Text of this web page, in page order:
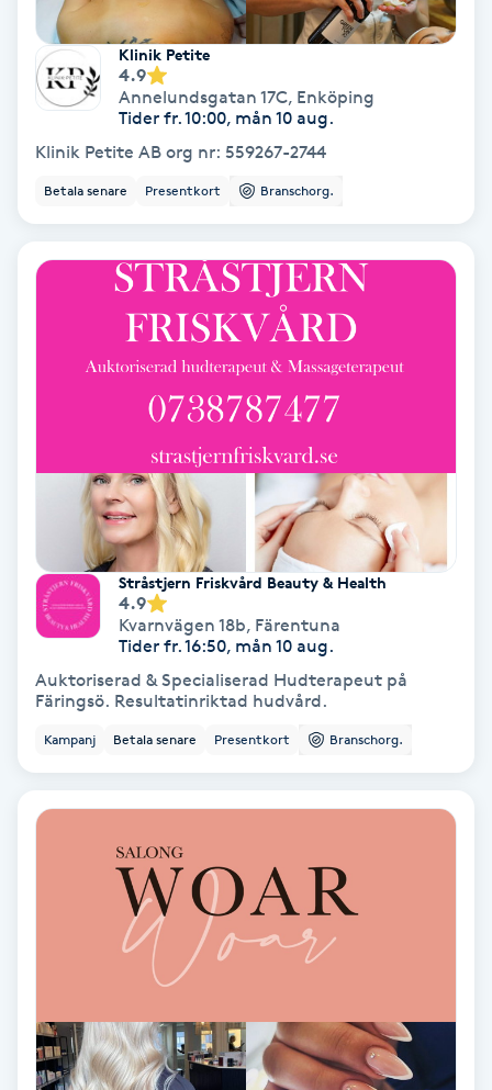
Läpptatuering
Makeup
Massage
Medial vägledning
Medicinsk massage
Megavolymfransar
Melasma
Mesoterapi
MicroPen
Microshading
Nagelförlängning
Nagelförlängning akryl
Klinik Petite
4.9
Annelundsgatan 17C, Enköping
Tider fr. 10:00, mån 10 aug.
Klinik Petite AB org nr: 559267-2744
Betala senare Presentkort Branschorg.
Stråstjern Friskvård Beauty & Health
4.9
Kvarnvägen 18b, Färentuna
Tider fr. 16:50, mån 10 aug.
Auktoriserad & Specialiserad Hudterapeut på
Färingsö. Resultatinriktad hudvård.
Kampanj Betala senare Presentkort Branschorg.